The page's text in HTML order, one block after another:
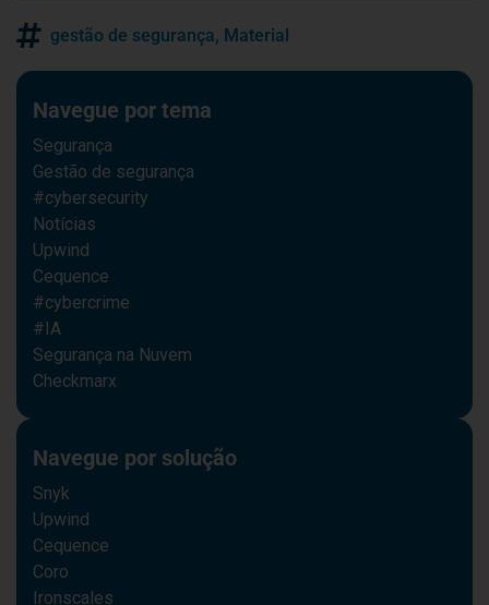
gestão de segurança, Material
Navegue por tema
Segurança
Gestão de segurança
#cybersecurity
Notícias
Upwind
Cequence
#cybercrime
#IA
Segurança na Nuvem
Checkmarx
Navegue por solução
Snyk
Upwind
Cequence
Coro
Ironscales